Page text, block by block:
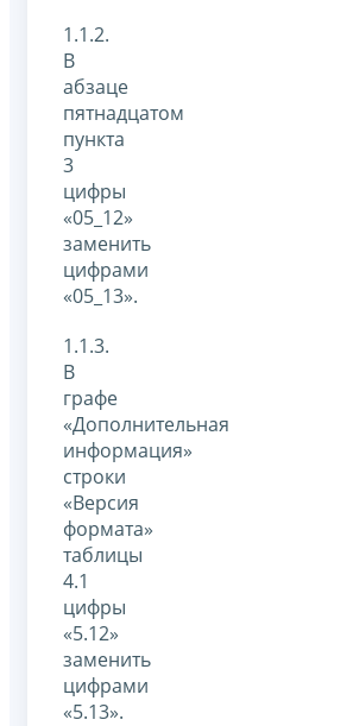
1.1.2.
В
абзаце
пятнадцатом
пункта
3
цифры
«05_12»
заменить
цифрами
«05_13».
1.1.3.
В
графе
«Дополнительная
информация»
строки
«Версия
формата»
таблицы
4.1
цифры
«5.12»
заменить
цифрами
«5.13».